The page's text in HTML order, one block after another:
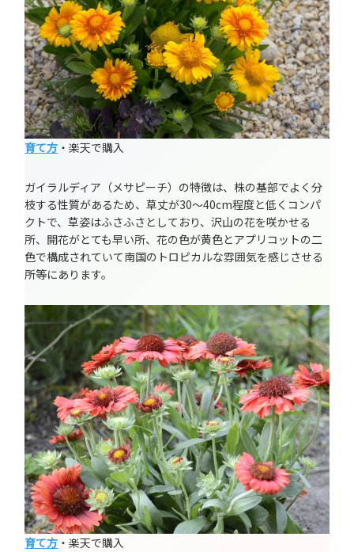
育て方 ・楽天で購入
ガイラルディア（メサピーチ）の特徴は、株の基部でよく分
枝する性質があるため、草丈が30～40cm程度と低くコンパ
クトで、草姿はふさふさとしており、沢山の花を咲かせる
所、開花がとても早い所、花の色が黄色とアプリコットの二
色で構成されていて南国のトロピカルな雰囲気を感じさせる
所等にあります。
育て方 ・楽天で購入